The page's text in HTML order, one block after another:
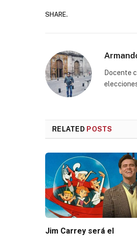
SHARE.
Docente
RELATED POSTS
Jim Carrey será el